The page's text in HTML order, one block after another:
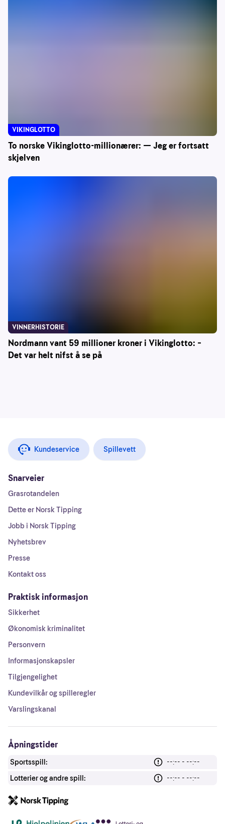
To norske Vikinglotto-millionærer: — Jeg er fortsatt
skjelven
VIKINGLOTTO
Nordmann vant 59 millioner kroner i Vikinglotto: –
Det var helt nifst å se på
VINNERHISTORIE
Kundeservice Spillevett
Snarveier
Grasrotandelen
Dette er Norsk Tipping
Jobb i Norsk Tipping
Nyhetsbrev
Presse
Kontakt oss
Praktisk informasjon
Sikkerhet
Økonomisk kriminalitet
Personvern
Informasjonskapsler
Tilgjengelighet
Kundevilkår og spilleregler
Varslingskanal
Åpningstider
Sportsspill:
--:-- - --:--
Lotterier og andre spill:
--:-- - --:--